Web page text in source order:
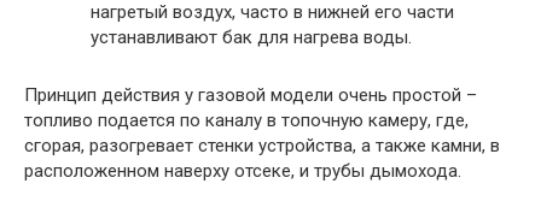
нагретый воздух, часто в нижней его части
устанавливают бак для нагрева воды.
Принцип действия у газовой модели очень простой –
топливо подается по каналу в топочную камеру, где,
сгорая, разогревает стенки устройства, а также камни, в
расположенном наверху отсеке, и трубы дымохода.